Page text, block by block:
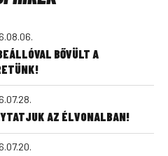
BŐVÜLT A
AZ ÉLVONALBAN!